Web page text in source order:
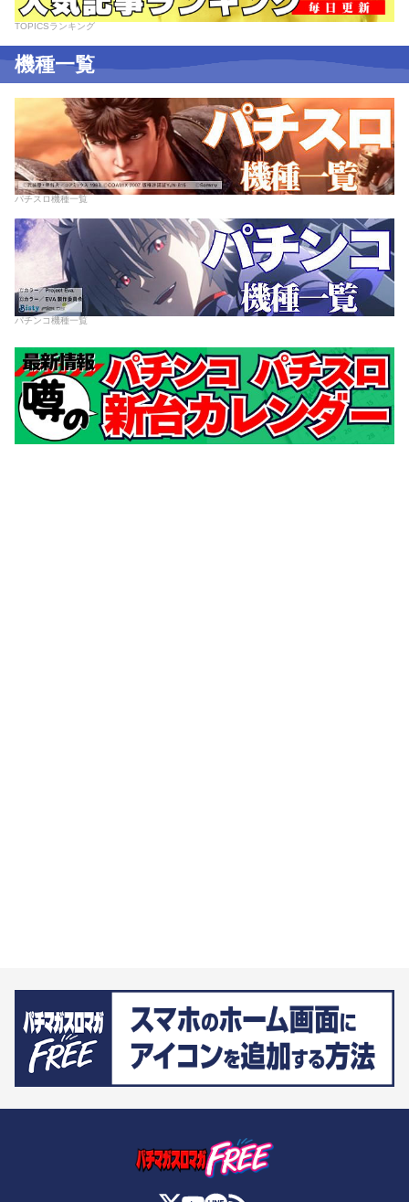
TOPICSランキング
機種一覧
パチスロ機種一覧
パチンコ機種一覧